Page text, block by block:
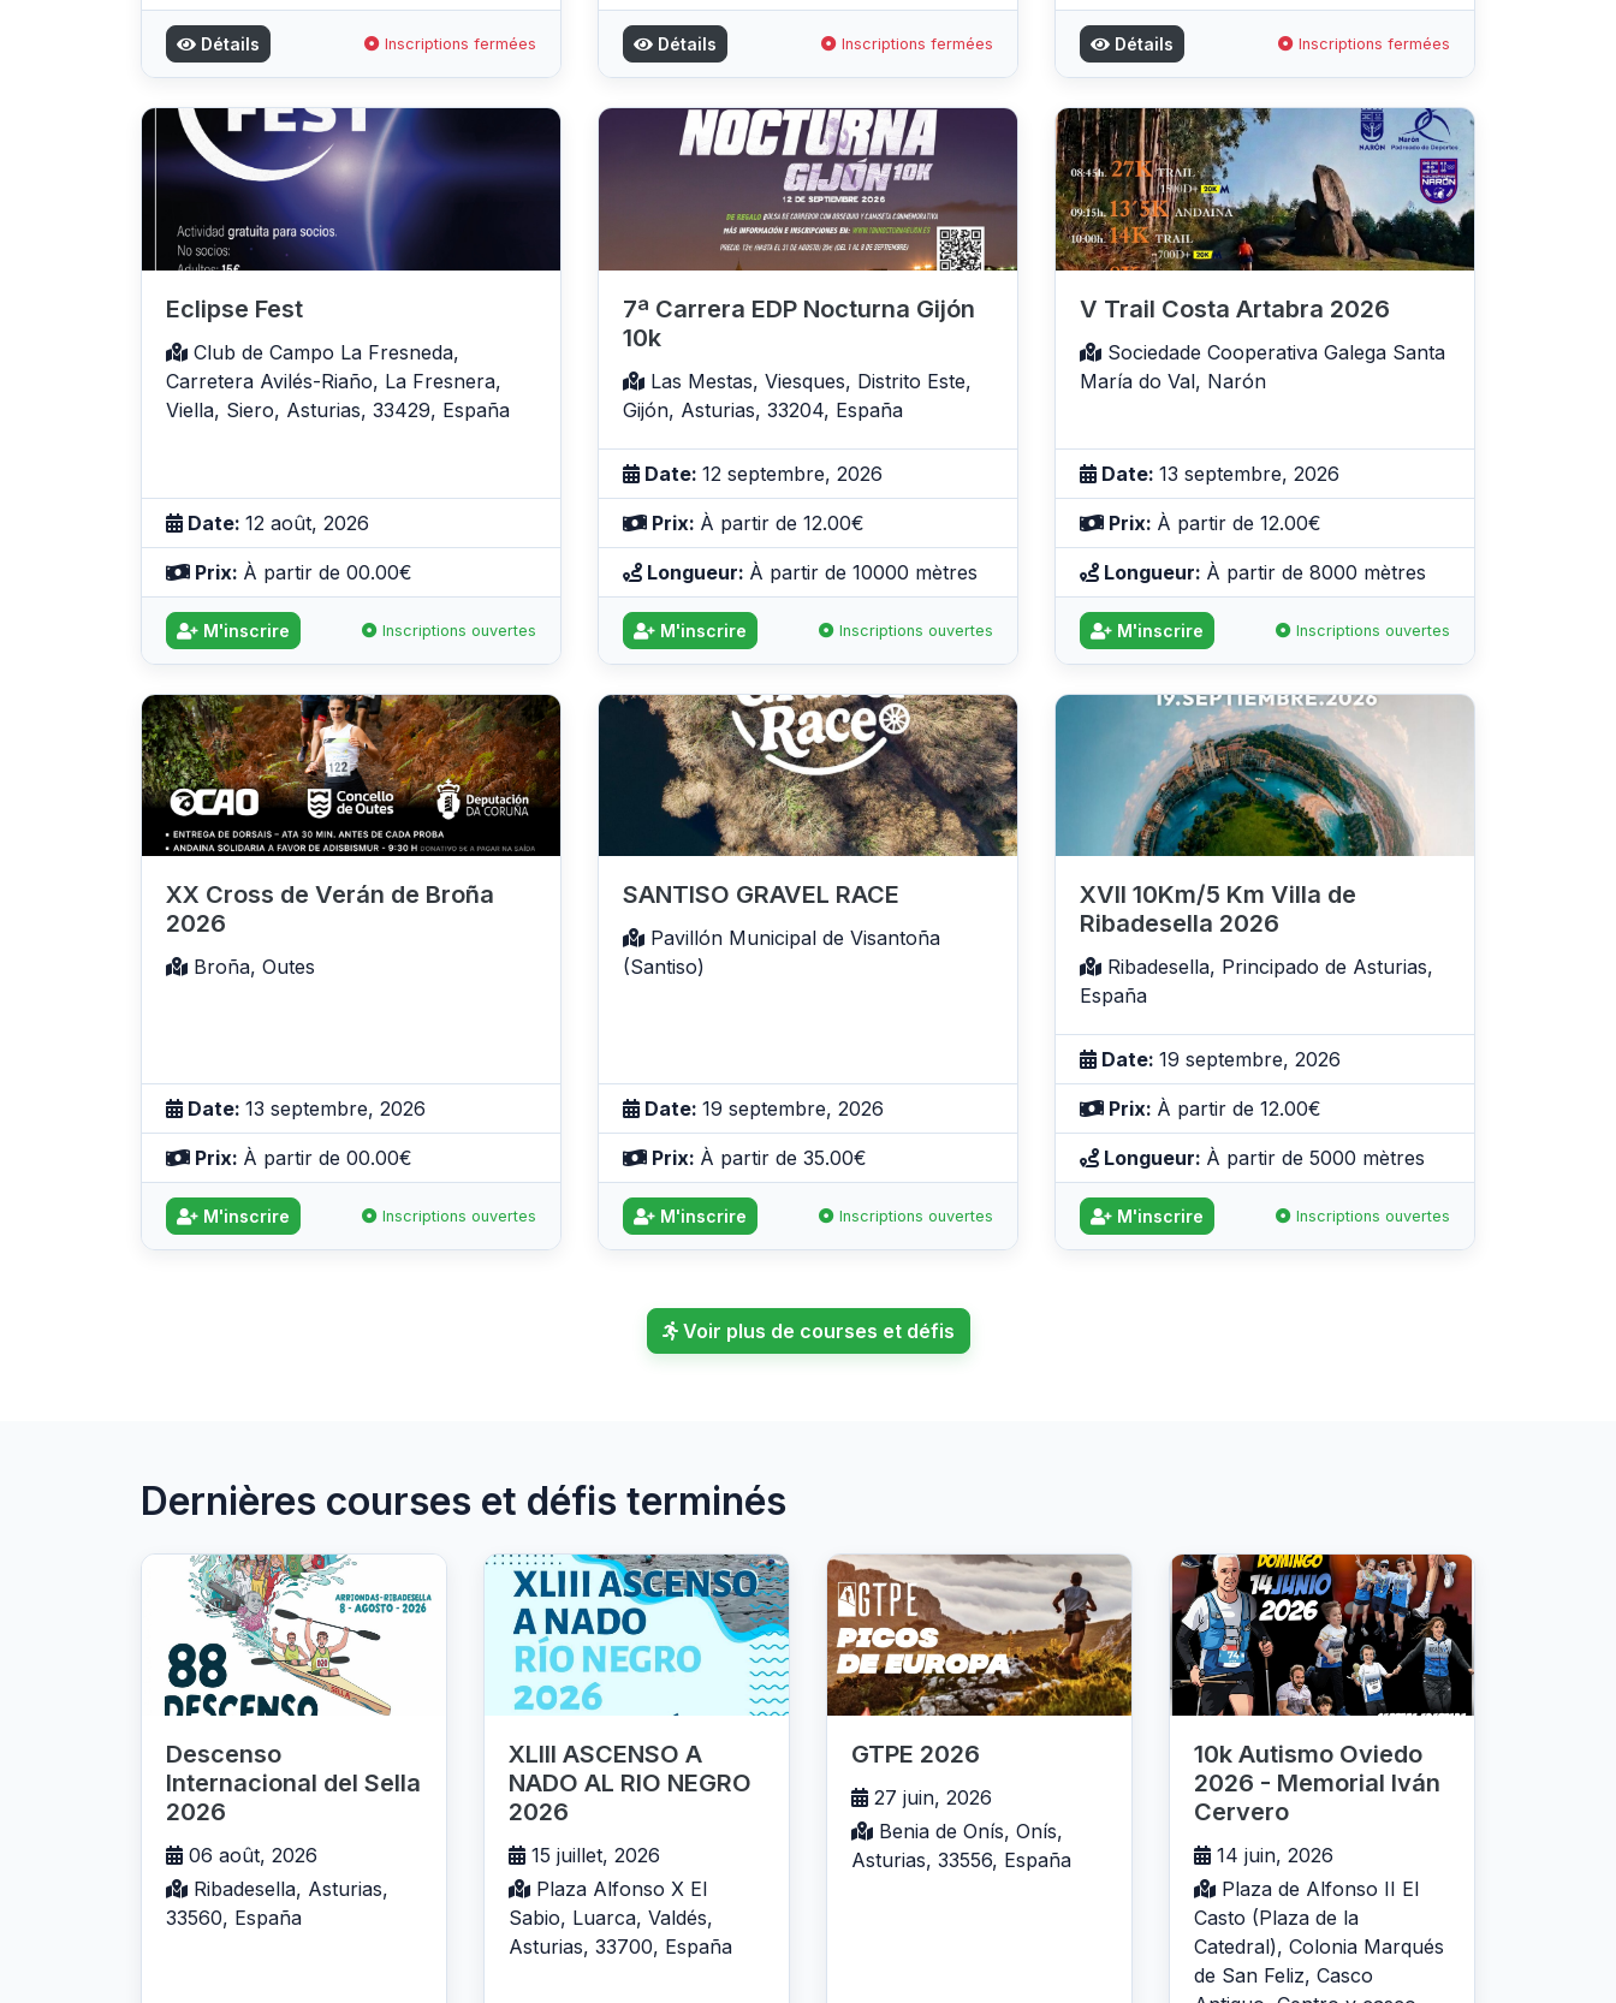
Détails Inscriptions fermées Détails Inscriptions fermées Détails Inscriptions fermées
Eclipse Fest
Club de Campo La Fresneda,
Carretera Avilés-Riaño, La Fresnera,
Viella, Siero, Asturias, 33429, España
Date: 12 août, 2026
Prix: À partir de 00.00€
M'inscrire Inscriptions ouvertes
7ª Carrera EDP Nocturna Gijón
10k
Las Mestas, Viesques, Distrito Este,
Gijón, Asturias, 33204, España
Date: 12 septembre, 2026
Prix: À partir de 12.00€
Longueur: À partir de 10000 mètres
M'inscrire Inscriptions ouvertes
V Trail Costa Artabra 2026
Sociedade Cooperativa Galega Santa
María do Val, Narón
Date: 13 septembre, 2026
Prix: À partir de 12.00€
Longueur: À partir de 8000 mètres
M'inscrire Inscriptions ouvertes
XX Cross de Verán de Broña
2026
Broña, Outes
Date: 13 septembre, 2026
Prix: À partir de 00.00€
M'inscrire Inscriptions ouvertes
SANTISO GRAVEL RACE
Pavillón Municipal de Visantoña
(Santiso)
Date: 19 septembre, 2026
Prix: À partir de 35.00€
M'inscrire Inscriptions ouvertes
XVII 10Km/5 Km Villa de
Ribadesella 2026
Ribadesella, Principado de Asturias,
España
Date: 19 septembre, 2026
Prix: À partir de 12.00€
Longueur: À partir de 5000 mètres
M'inscrire Inscriptions ouvertes
Voir plus de courses et défis
Dernières courses et défis terminés
Descenso
Internacional del Sella
2026
06 août, 2026
Ribadesella, Asturias,
33560, España
XLIII ASCENSO A
NADO AL RIO NEGRO
2026
15 juillet, 2026
Plaza Alfonso X El
Sabio, Luarca, Valdés,
Asturias, 33700, España
GTPE 2026
27 juin, 2026
Benia de Onís, Onís,
Asturias, 33556, España
10k Autismo Oviedo
2026 - Memorial Iván
Cervero
14 juin, 2026
Plaza de Alfonso II El
Casto (Plaza de la
Catedral), Colonia Marqués
de San Feliz, Casco